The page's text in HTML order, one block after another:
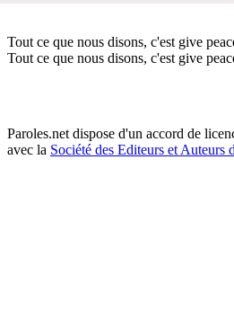
Tout ce que nous disons, c'est give
Tout ce que nous disons, c'est give
Paroles.net dispose d'un accord de
avec la Société des Editeurs et Auteurs